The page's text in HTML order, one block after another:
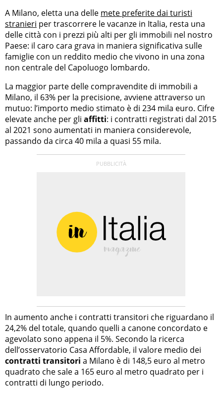
A Milano, eletta una delle mete preferite dai turisti
stranieri per trascorrere le vacanze in Italia, resta una
delle città con i prezzi più alti per gli immobili nel nostro
Paese: il caro cara grava in maniera significativa sulle
famiglie con un reddito medio che vivono in una zona
non centrale del Capoluogo lombardo.
La maggior parte delle compravendite di immobili a
Milano, il 63% per la precisione, avviene attraverso un
mutuo: l’importo medio stimato è di 234 mila euro. Cifre
elevate anche per gli affitti: i contratti registrati dal 2015
al 2021 sono aumentati in maniera considerevole,
passando da circa 40 mila a quasi 55 mila.
In aumento anche i contratti transitori che riguardano il
24,2% del totale, quando quelli a canone concordato e
agevolato sono appena il 5%. Secondo la ricerca
dell’osservatorio Casa Affordable, il valore medio dei
contratti transitori a Milano è di 148,5 euro al metro
quadrato che sale a 165 euro al metro quadrato per i
contratti di lungo periodo.